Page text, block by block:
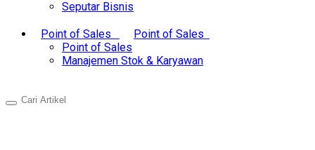
Seputar Bisnis
Point of Sales
Point of Sales
Point of Sales
Manajemen Stok & Karyawan